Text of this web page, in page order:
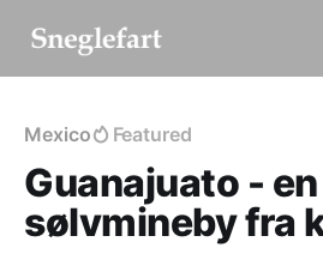
Mexico Featured
Guanajuato - en
sølvmineby fra